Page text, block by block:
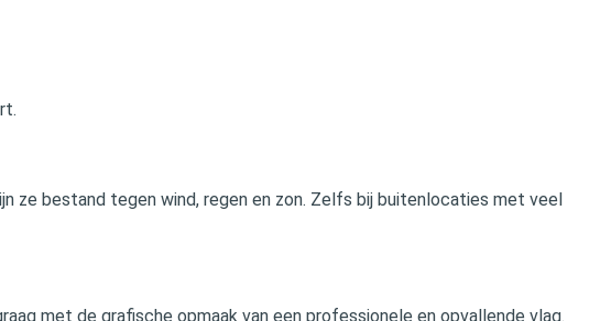
ze bestand tegen wind, regen en zon. Zelfs bij buitenlocaties met veel
met de grafische opmaak van een professionele en opvallende vlag.